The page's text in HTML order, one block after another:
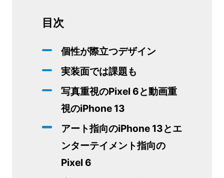
目次
個性が際立つデザイン
実装面では課題も
写真重視のPixel 6と動画重
視のiPhone 13
アート指向のiPhone 13とエ
ンターテイメント指向の
Pixel 6